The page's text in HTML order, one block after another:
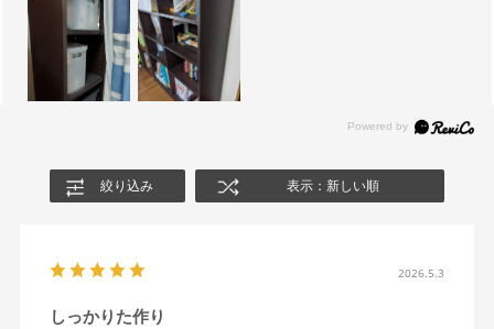
絞り込み 表示：新しい順
2026.5.3
しっかりた作り